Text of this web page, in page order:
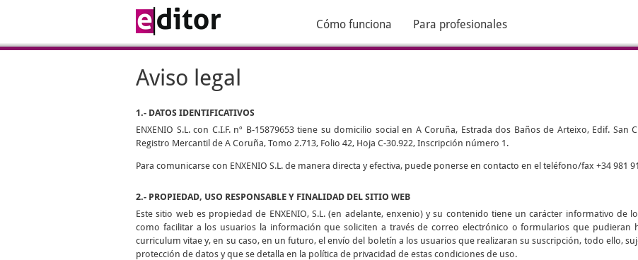
Cómo funciona Para profesionales
Aviso legal
1.- DATOS IDENTIFICATIVOS
ENXENIO S.L. con C.I.F. nº B-15879653 tiene su domicilio social en A Coruña, Estrada dos Baños de Arteixo, Edif. San
Registro Mercantil de A Coruña, Tomo 2.713, Folio 42, Hoja C-30.922, Inscripción número 1.
Para comunicarse con ENXENIO S.L. de manera directa y efectiva, puede ponerse en contacto en el teléfono/fax +34 981
2.- PROPIEDAD, USO RESPONSABLE Y FINALIDAD DEL SITIO WEB
Este sitio web es propiedad de ENXENIO, S.L. (en adelante, enxenio) y su contenido tiene un carácter informativo de
como facilitar a los usuarios la información que soliciten a través de correo electrónico o formularios que pudieran
curriculum vitae y, en su caso, en un futuro, el envío del boletín a los usuarios que realizaran su suscripción, todo ello,
protección de datos y que se detalla en la política de privacidad de estas condiciones de uso.